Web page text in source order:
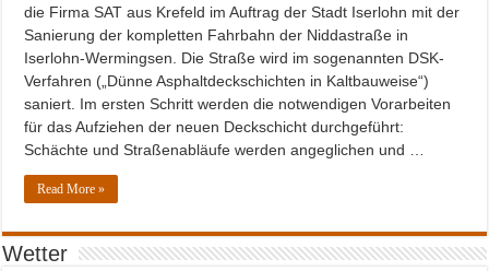
die Firma SAT aus Krefeld im Auftrag der Stadt Iserlohn mit der
Sanierung der kompletten Fahrbahn der Niddastraße in
Iserlohn-Wermingsen. Die Straße wird im sogenannten DSK-
Verfahren („Dünne Asphaltdeckschichten in Kaltbauweise“)
saniert. Im ersten Schritt werden die notwendigen Vorarbeiten
für das Aufziehen der neuen Deckschicht durchgeführt:
Schächte und Straßenabläufe werden angeglichen und …
Read More »
Wetter